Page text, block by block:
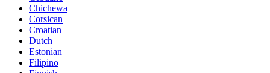
Chichewa
Corsican
Croatian
Dutch
Estonian
Filipino